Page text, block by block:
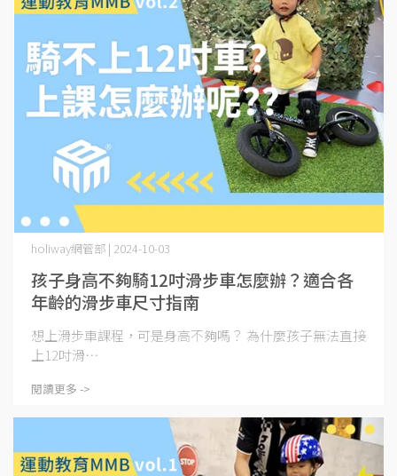
孩子身高不夠騎12吋滑步車怎麼辦？適合各
年齡的滑步車尺寸指南
holiway網管部 | 2024-10-03
想上滑步車課程，可是身高不夠嗎？ 為什麼孩子無法直接
上12吋滑⋯
閱讀更多 ->